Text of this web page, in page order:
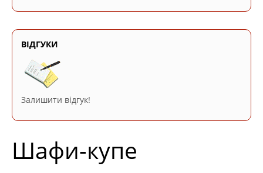
ВІДГУКИ
Залишити відгук!
Шафи-купе